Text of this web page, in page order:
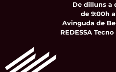
De dilluns a
de 9:00h
Avinguda de
REDESSA